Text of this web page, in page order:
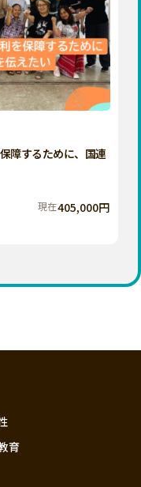
福島
茨城
栃木
群馬
千葉
神奈川
石川
山口
障するために、国連
現在405,000円
育